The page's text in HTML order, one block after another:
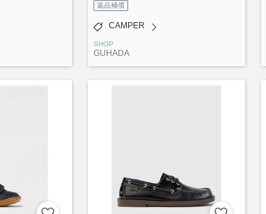
返品補償
CAMPER
SHOP
GUHADA